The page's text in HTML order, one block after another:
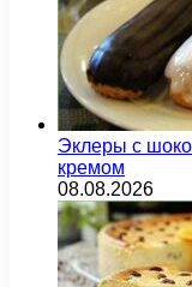
Эклеры с
кремом
08.08.2026